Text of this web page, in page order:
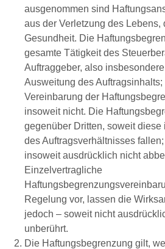
ausgenommen sind
aus der Verletzung des Lebens,
Gesundheit. Die
gesamte Tätigkeit des
Auftraggeber, also
Ausweitung des
Vereinbarung der
insoweit nicht. Die
gegenüber Dritten, soweit diese
des Auftragsverhältnisses
insoweit ausdrücklich nicht
Einzelvertragliche
Regelung vor, lassen die
jedoch – soweit nicht
unberührt.
Die Haftungsbegrenzung gilt,